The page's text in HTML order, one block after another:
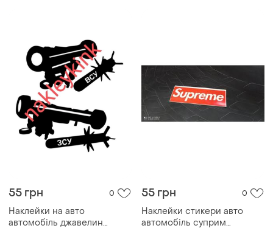
55 грн 0
Наклейки на авто
автомобіль джавелин
55 грн 0
Наклейки стикери авто
автомобіль суприм